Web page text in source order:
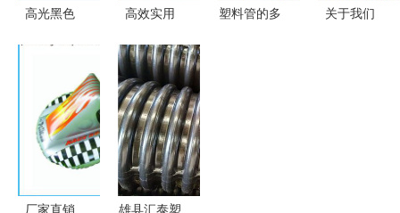
高光黑色
abs原料 东
晟塑胶制品
一手货源
高效实用
五金塑胶制
品厂瓷砖
胶/硅藻泥
刮板解析
塑料管的多
关于我们
厂家直销 雄县汇泰塑